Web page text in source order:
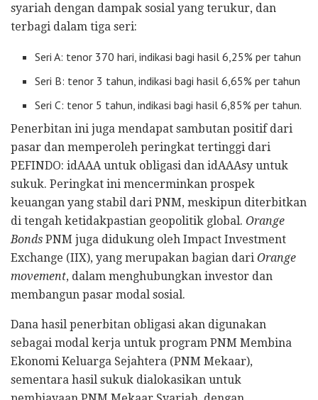
syariah dengan dampak sosial yang terukur, dan
terbagi dalam tiga seri:
Seri A: tenor 370 hari, indikasi bagi hasil 6,25% per tahun
Seri B: tenor 3 tahun, indikasi bagi hasil 6,65% per tahun
Seri C: tenor 5 tahun, indikasi bagi hasil 6,85% per tahun.
Penerbitan ini juga mendapat sambutan positif dari
pasar dan memperoleh peringkat tertinggi dari
PEFINDO: idAAA untuk obligasi dan idAAAsy untuk
sukuk. Peringkat ini mencerminkan prospek
keuangan yang stabil dari PNM, meskipun diterbitkan
di tengah ketidakpastian geopolitik global. Orange
Bonds PNM juga didukung oleh Impact Investment
Exchange (IIX), yang merupakan bagian dari Orange
movement, dalam menghubungkan investor dan
membangun pasar modal sosial.
Dana hasil penerbitan obligasi akan digunakan
sebagai modal kerja untuk program PNM Membina
Ekonomi Keluarga Sejahtera (PNM Mekaar),
sementara hasil sukuk dialokasikan untuk